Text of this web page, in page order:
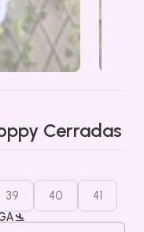
Cerradas
39 40 41
PLAZO DE ENTREGA 🛬